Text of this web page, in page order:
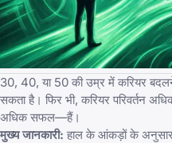
30, 40, या 50 की उम्र में करियर बदलने
सकता है। फिर भी, करियर परिवर्तन
अधिक सफल—हैं।
मुख्य जानकारी: हाल के आंकड़ों के